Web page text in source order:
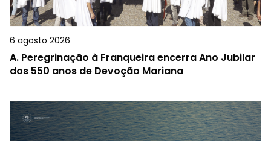
6 agosto 2026
A. Peregrinação à Franqueira encerra Ano Jubilar
dos 550 anos de Devoção Mariana